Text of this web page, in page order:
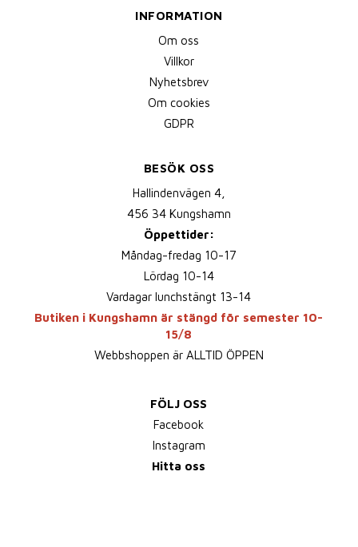
INFORMATION
Om oss
Villkor
Nyhetsbrev
Om cookies
GDPR
BESÖK OSS
Hallindenvägen 4,
456 34 Kungshamn
Öppettider:
Måndag-fredag 10-17
Lördag 10-14
Vardagar lunchstängt 13-14
Butiken i Kungshamn är stängd för semester 10-
15/8
Webbshoppen är ALLTID ÖPPEN
FÖLJ OSS
Facebook
Instagram
Hitta oss